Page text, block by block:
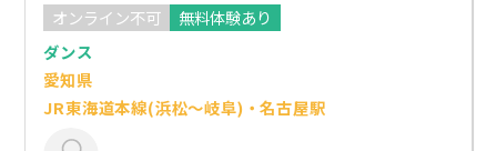
オンライン不可
無料体験あり
ダンス
愛知県
JR東海道本線(浜松～岐阜)・名古屋駅